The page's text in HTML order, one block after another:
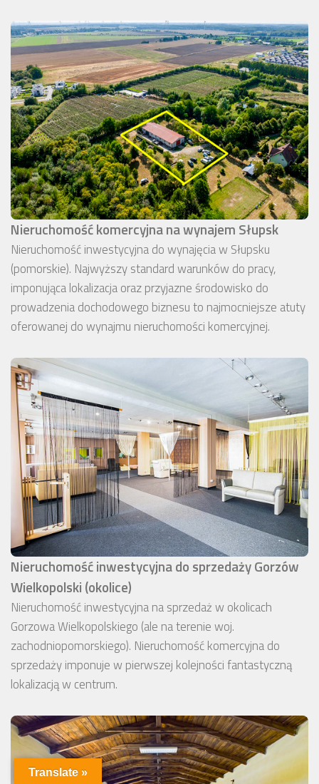
Nieruchomość komercyjna na wynajem Słupsk
Nieruchomość inwestycyjna do wynajęcia w Słupsku
(pomorskie). Najwyższy standard warunków do pracy,
imponująca lokalizacja oraz przyjazne środowisko do
prowadzenia dochodowego biznesu to najmocniejsze atuty
oferowanej do wynajmu nieruchomości komercyjnej.
Nieruchomość inwestycyjna do sprzedaży Gorzów
Wielkopolski (okolice)
Nieruchomość inwestycyjna na sprzedaż w okolicach
Gorzowa Wielkopolskiego (ale na terenie woj.
zachodniopomorskiego). Nieruchomość komercyjna do
sprzedaży imponuje w pierwszej kolejności fantastyczną
lokalizacją w centrum.
Translate »